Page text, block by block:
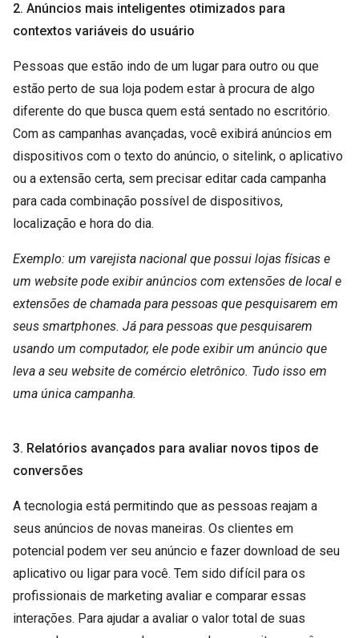
2. Anúncios mais inteligentes otimizados para
contextos variáveis do usuário
Pessoas que estão indo de um lugar para outro ou que
estão perto de sua loja podem estar à procura de algo
diferente do que busca quem está sentado no escritório.
Com as campanhas avançadas, você exibirá anúncios em
dispositivos com o texto do anúncio, o sitelink, o aplicativo
ou a extensão certa, sem precisar editar cada campanha
para cada combinação possível de dispositivos,
localização e hora do dia.
Exemplo: um varejista nacional que possui lojas físicas e
um website pode exibir anúncios com extensões de local e
extensões de chamada para pessoas que pesquisarem em
seus smartphones. Já para pessoas que pesquisarem
usando um computador, ele pode exibir um anúncio que
leva a seu website de comércio eletrônico. Tudo isso em
uma única campanha.
3. Relatórios avançados para avaliar novos tipos de
conversões
A tecnologia está permitindo que as pessoas reajam a
seus anúncios de novas maneiras. Os clientes em
potencial podem ver seu anúncio e fazer download de seu
aplicativo ou ligar para você. Tem sido difícil para os
profissionais de marketing avaliar e comparar essas
interações. Para ajudar a avaliar o valor total de suas